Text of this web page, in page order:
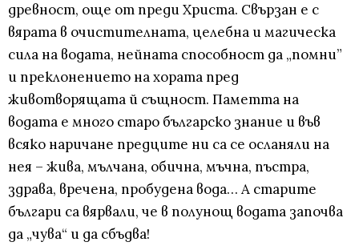
древност, още от преди Христа. Свързан е с
вярата в очистителната, целебна и магическа
сила на водата, нейната способност да „помни”
и преклонението на хората пред
животворящата й същност. Паметта на
водата е много старо българско знание и във
всяко наричане предците ни са се осланяли на
нея – жива, мълчана, обична, мъчна, пъстра,
здрава, вречена, пробудена вода… А старите
българи са вярвали, че в полунощ водата започва
да „чува“ и да сбъдва!